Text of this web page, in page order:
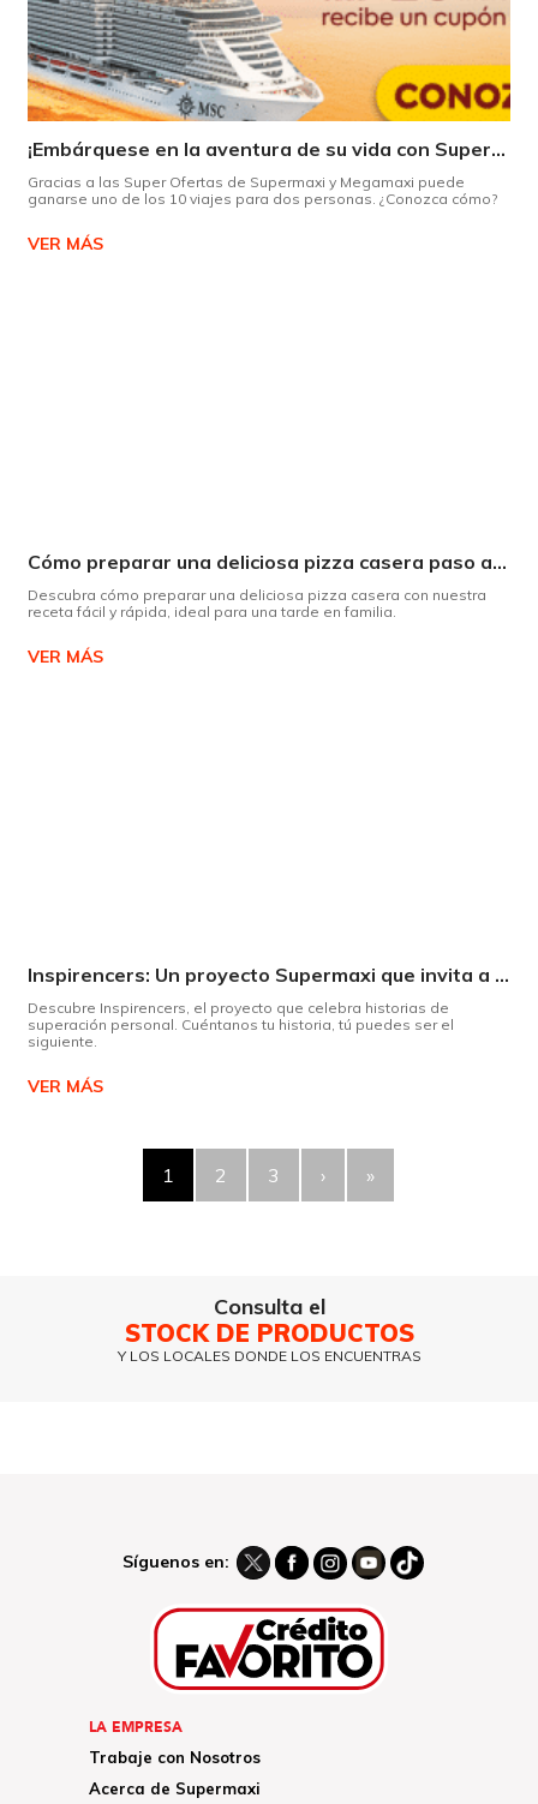
¡Embárquese en la aventura de su vida con Supermaxi!
Gracias a las Super Ofertas de Supermaxi y Megamaxi puede
ganarse uno de los 10 viajes para dos personas. ¿Conozca cómo?
VER MÁS
Cómo preparar una deliciosa pizza casera paso a paso
Descubra cómo preparar una deliciosa pizza casera con nuestra
receta fácil y rápida, ideal para una tarde en familia.
VER MÁS
Inspirencers: Un proyecto Supermaxi que invita a ser parte del cambio.
Descubre Inspirencers, el proyecto que celebra historias de
superación personal. Cuéntanos tu historia, tú puedes ser el
siguiente.
VER MÁS
1 2 3 › »
Consulta el
STOCK DE PRODUCTOS
Y LOS LOCALES DONDE LOS ENCUENTRAS
Síguenos en:
LA EMPRESA
Trabaje con Nosotros
Acerca de Supermaxi